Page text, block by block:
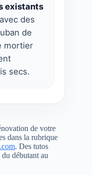
existants
des
de
mortier
secs.
de votre
dans la rubrique
. Des tutos
débutant au